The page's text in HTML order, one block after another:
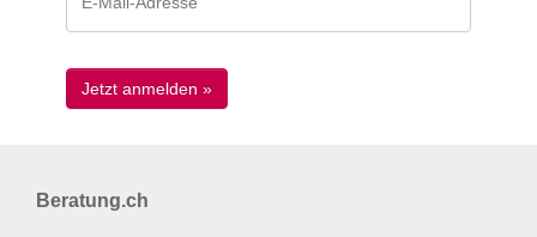
Beratung.ch